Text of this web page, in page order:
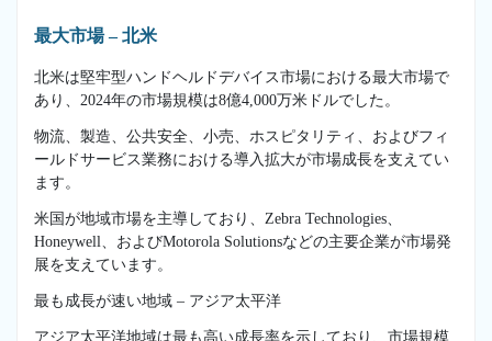
最大市場 – 北米
北米は堅牢型ハンドヘルドデバイス市場における最大市場で
あり、2024年の市場規模は8億4,000万米ドルでした。
物流、製造、公共安全、小売、ホスピタリティ、およびフィ
ールドサービス業務における導入拡大が市場成長を支えてい
ます。
米国が地域市場を主導しており、Zebra Technologies、
Honeywell、およびMotorola Solutionsなどの主要企業が市場発
展を支えています。
最も成長が速い地域 – アジア太平洋
アジア太平洋地域は最も高い成長率を示しており、市場規模